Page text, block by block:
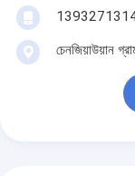
চেনজিয়াউয়ান